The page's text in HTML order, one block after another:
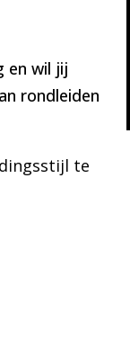
en wil jij
rondleiden
te